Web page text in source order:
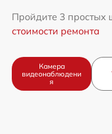
Пройдите 3 простых
стоимости ремонта
Камера
видеонаблюдени
я